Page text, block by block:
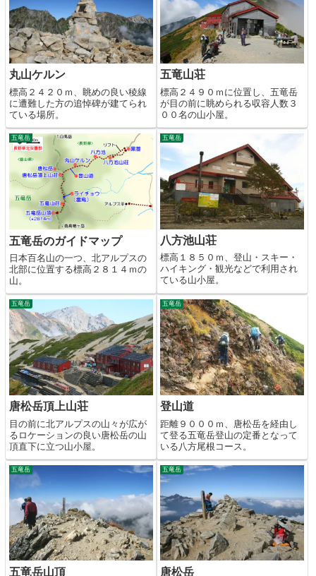
丸山ケルン
標高２４２０ｍ、眺めの良い稜線
に遭難した方の追悼碑が建てられ
ている場所。
五竜山荘
標高２４９０ｍに位置し、五竜岳
が目の前に眺められる収容人数３
００名の山小屋。
五竜岳
五竜岳のガイドマップ
日本百名山の一つ、北アルプスの
北部に位置する標高２８１４ｍの
山。
五竜岳
八方池山荘
標高１８５０ｍ、登山・スキー・
ハイキング・観光などで利用され
ている山小屋。
五竜岳
唐松岳頂上山荘
目の前に北アルプスの山々が広が
るロケーションの良い唐松岳の山
頂直下に立つ山小屋。
五竜岳
登山道
距離９０００ｍ、唐松岳を経由し
て登る五竜岳登山の定番となって
いる八方尾根コース。
五竜岳
五竜岳山頂
五竜岳
唐松岳